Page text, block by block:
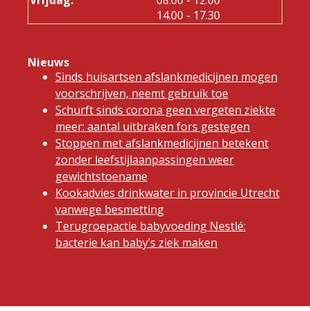
14.00 tot
- 17.30
Nieuws
Sinds huisartsen afslankmedicijnen mogen
voorschrijven, neemt gebruik toe
Schurft sinds corona geen vergeten ziekte
meer: aantal uitbraken fors gestegen
Stoppen met afslankmedicijnen betekent
zonder leefstijlaanpassingen weer
gewichtstoename
Kookadvies drinkwater in provincie Utrecht
vanwege besmetting
Terugroepactie babyvoeding Nestlé:
bacterie kan baby’s ziek maken